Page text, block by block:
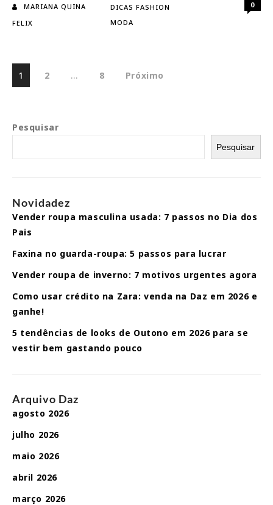
MARIANA QUINA
FELIX
DICAS FASHION
MODA
0
Paginação
de
1 2 … 8 Próximo
Pesquisar
Pesquisar
Novidadez
Vender roupa masculina usada: 7 passos no Dia dos
Pais
Faxina no guarda-roupa: 5 passos para lucrar
Vender roupa de inverno: 7 motivos urgentes agora
Como usar crédito na Zara: venda na Daz em 2026 e
ganhe!
5 tendências de looks de Outono em 2026 para se
vestir bem gastando pouco
Arquivo Daz
agosto 2026
julho 2026
maio 2026
abril 2026
março 2026